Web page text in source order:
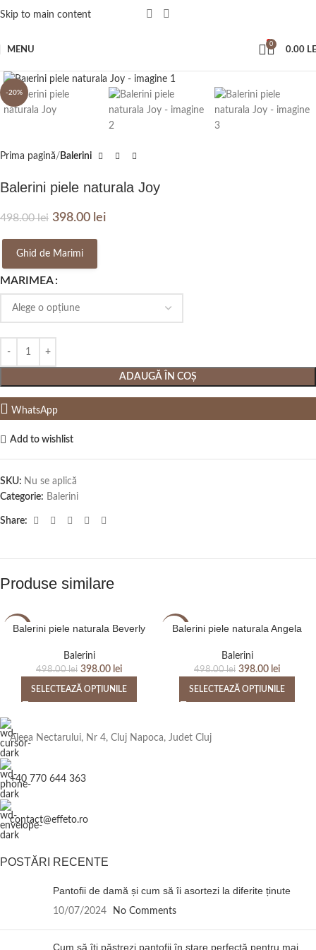
Skip to main content
MENU
0
0.00
-20%
Prima pagină Balerini
Balerini piele naturala Joy
498.00lei 398.00 lei
Ghid de Marimi
MARIMEA
ADAUGĂ ÎN COȘ
WhatsApp
Add to wishlist
SKU: Nu se aplică
Categorie: Balerini
Share:
Produse similare
-20%
Balerini piele naturala Beverly
Balerini
498.00lei 398.00 lei
SELECTEAZĂ OPȚIUNILE
-20%
Balerini piele naturala Angela
Balerini
498.00lei 398.00 lei
SELECTEAZĂ OPȚIUNILE
Aleea Nectarului, Nr 4, Cluj Napoca, Judet Cluj
+40 770 644 363
contact@effeto.ro
POSTĂRI RECENTE
Pantofii de damă și cum să îi asortezi la diferite ținute
10/07/2024 No Comments
Cum să îți păstrezi pantofii în stare perfectă pentru mai